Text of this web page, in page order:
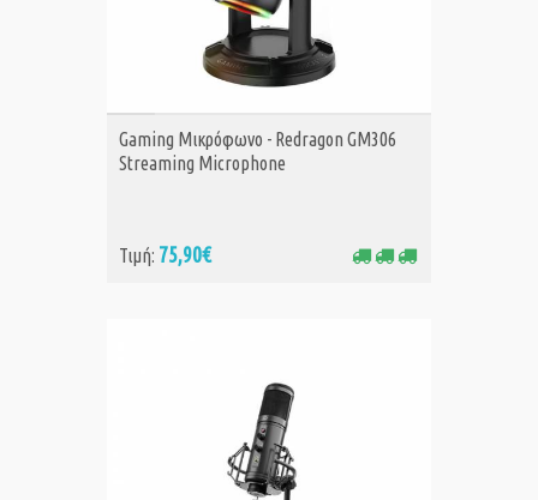
ΑΓΟΡΑ
Gaming Μικρόφωνο - Redragon GM306
Streaming Microphone
Τιμή: 75,90€